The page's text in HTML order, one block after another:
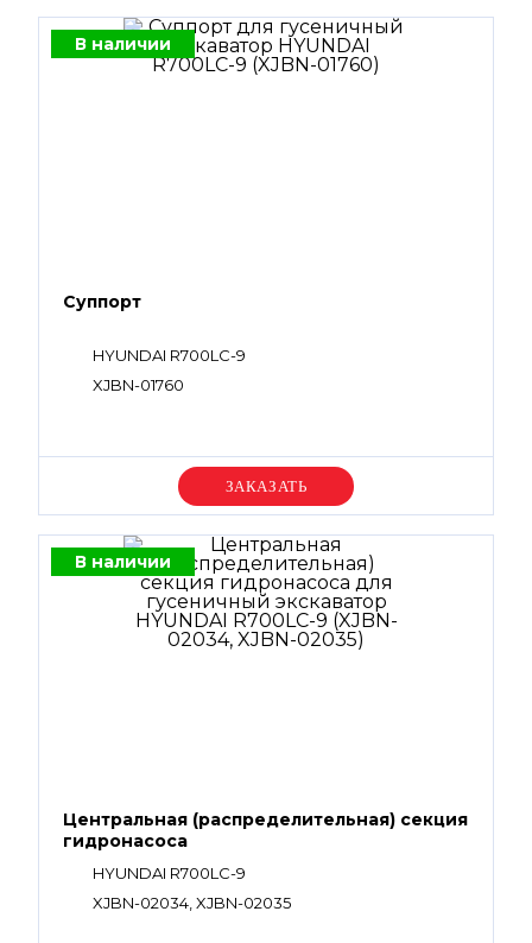
В наличии
Суппорт
HYUNDAI R700LC-9
XJBN-01760
Уточняйте цену
В наличии
Центральная (распределительная) секция
гидронасоса
HYUNDAI R700LC-9
XJBN-02034, XJBN-02035